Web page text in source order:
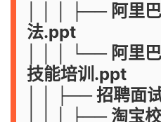
│ │ │ ├── 阿里
法.ppt
│ │ │ └── 阿里
技能培训.ppt
│ │ ├── 招聘面
│ │ │ ├── 淘宝